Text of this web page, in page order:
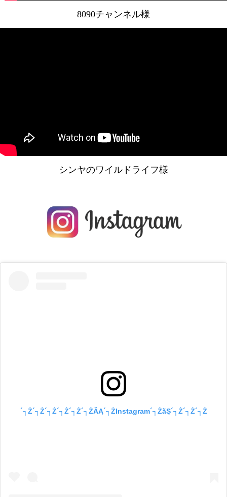
8090チャンネル様
シンヤのワイルドライフ様
´┐Ż´┐Ż´┐Ż´┐Ż´┐Ż´┐ŻĂĄ´┐ŻInstagram´┐ŻăŞ´┐Ż´┐Ż´┐Ż